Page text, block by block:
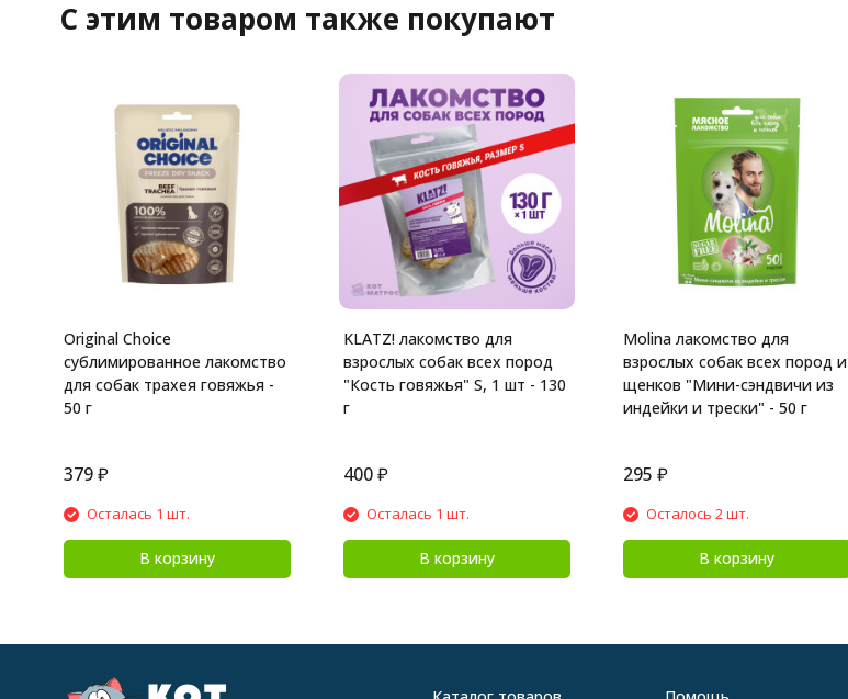
C этим товаром также покупают
Original Choice
сублимированное лакомство
для собак трахея говяжья -
50 г
379 ₽
Осталась 1 шт.
В корзину
KLATZ! лакомство для
взрослых собак всех пород
"Кость говяжья" S, 1 шт - 130
г
400₽
Осталась 1 шт.
В корзину
Molina лакомство для
взрослых собак всех пород и
щенков "Мини-сэндвичи из
индейки и трески" - 50 г
295 ₽
Осталось 2 шт.
В корзину